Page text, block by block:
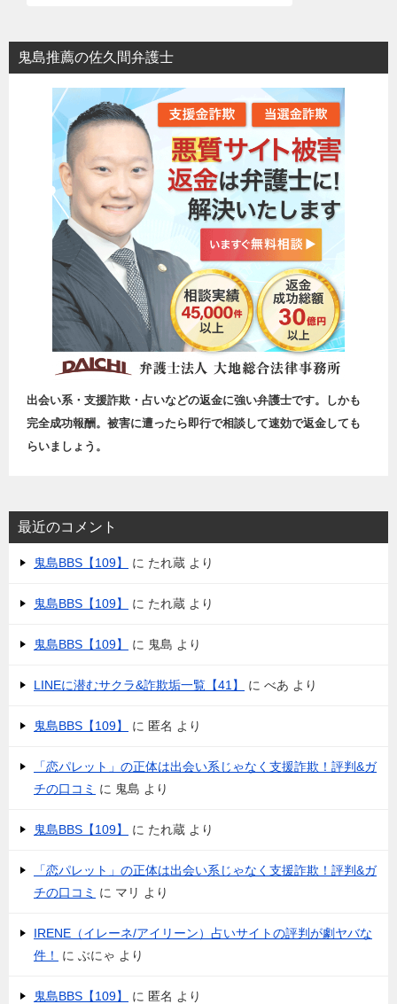
鬼島推薦の佐久間弁護士
出会い系・支援詐欺・占いなどの返金に強い弁護士です。しかも
完全成功報酬。被害に遭ったら即行で相談して速効で返金しても
らいましょう。
最近のコメント
鬼島BBS【109】 に たれ蔵 より
鬼島BBS【109】 に たれ蔵 より
鬼島BBS【109】 に 鬼島 より
LINEに潜むサクラ&詐欺垢一覧【41】 に べあ より
鬼島BBS【109】 に 匿名 より
「恋パレット」の正体は出会い系じゃなく支援詐欺！評判&ガ
チの口コミ に 鬼島 より
鬼島BBS【109】 に たれ蔵 より
「恋パレット」の正体は出会い系じゃなく支援詐欺！評判&ガ
チの口コミ に マリ より
IRENE（イレーネ/アイリーン）占いサイトの評判が劇ヤバな
件！
に ぶにゃ より
鬼島BBS【109】 に 匿名 より